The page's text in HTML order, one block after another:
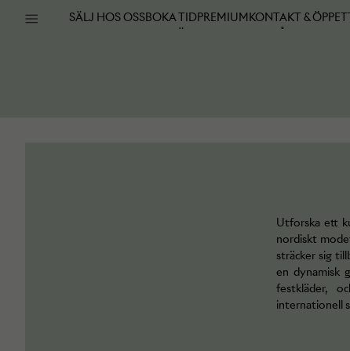
SÄLJ HOS OSSBOKA TIDPREMIUMKONTAKT &
VARUMÄRKEN VANLIGA FRÅGOR
Utforska ett
nordiskt
sträcker sig
en dynamisk
festkläder,
internationell